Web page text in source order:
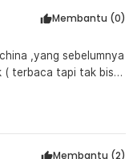
Membantu (0)
( terbaca tapi tak bisa
mudah2n yang
Membantu (2)